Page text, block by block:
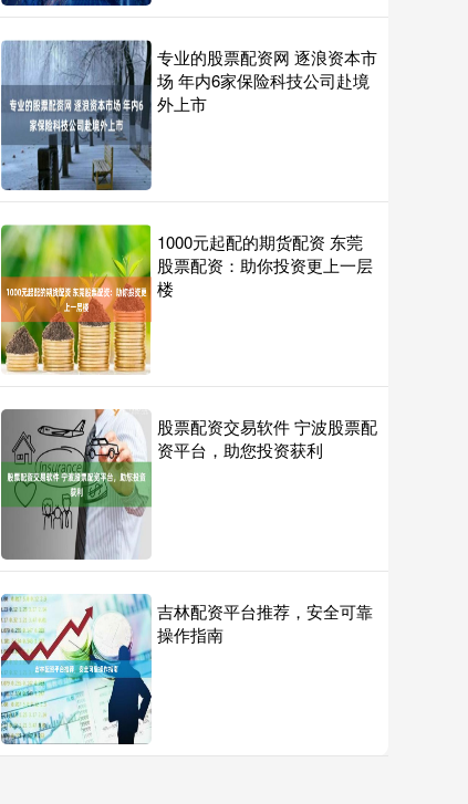
专业的股票配资网 逐浪资本市
场 年内6家保险科技公司赴境
外上市
1000元起配的期货配资 东莞
股票配资：助你投资更上一层
楼
股票配资交易软件 宁波股票配
资平台，助您投资获利
吉林配资平台推荐，安全可靠
操作指南